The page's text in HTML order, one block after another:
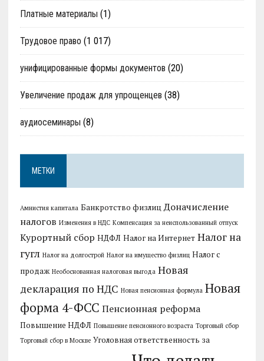
Платные материалы (1)
Трудовое право (1 017)
унифицированные формы документов (20)
Увеличение продаж для упрощенцев (38)
аудиосеминары (8)
МЕТКИ
Амнистия капитала Банкротство физлиц Доначисление
налогов Изменения в НДС Компенсация за неиспользованный отпуск
Курортный сбор НДФЛ Налог на Интернет Налог на
гугл Налог на долгострой Налог на имущество физлиц Налог с
продаж Необоснованная налоговая выгода Новая
декларация по НДС Новая пенсионная формула Новая
форма 4-ФСС Пенсионная реформа
Повышение НДФЛ Повышение пенсионного возраста Торговый сбор
Торговый сбор в Москве Уголовная ответственность за